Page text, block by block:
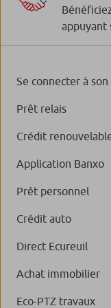
appuyant
Se connecter à
Prêt relais
Crédit
Application Banxo
Prêt personnel
Crédit auto
Direct Ecureuil
Achat immobilier
Eco-PTZ travaux